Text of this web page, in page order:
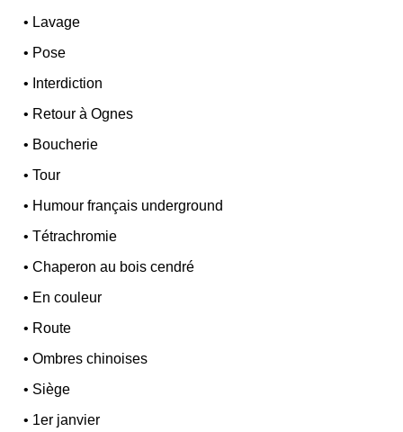
• Lavage
• Pose
• Interdiction
• Retour à Ognes
• Boucherie
•Tour
• Humour français underground
•Tétrachromie
•Chaperon au bois cendré
• En couleur
• Route
•Ombres chinoises
• Siège
• 1er janvier